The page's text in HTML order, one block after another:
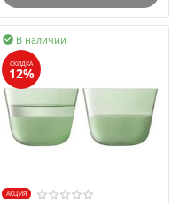
В наличии

СКИДКА
12%
AКЦИЯ